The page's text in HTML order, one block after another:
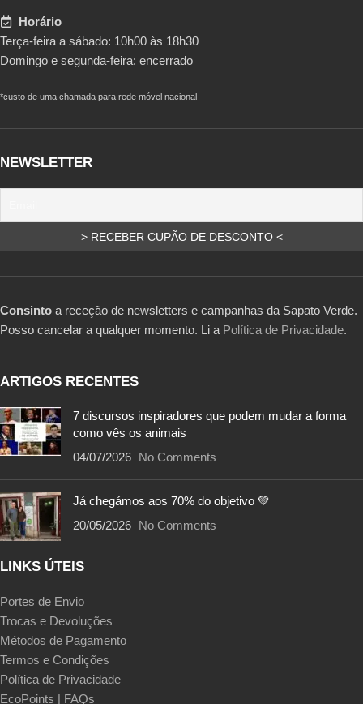
Horário
Terça-feira a sábado: 10h00 às 18h30
Domingo e segunda-feira: encerrado
*custo de uma chamada para rede móvel nacional
NEWSLETTER
Consinto a receção de newsletters e campanhas da Sapato Verde.
Posso cancelar a qualquer momento. Li a Política de Privacidade.
ARTIGOS RECENTES
7 discursos inspiradores que podem mudar a forma
como vês os animais
04/07/2026 No Comments
Já chegámos aos 70% do objetivo 💚
20/05/2026 No Comments
LINKS ÚTEIS
Portes de Envio
Trocas e Devoluções
Métodos de Pagamento
Termos e Condições
Política de Privacidade
EcoPoints | FAQs